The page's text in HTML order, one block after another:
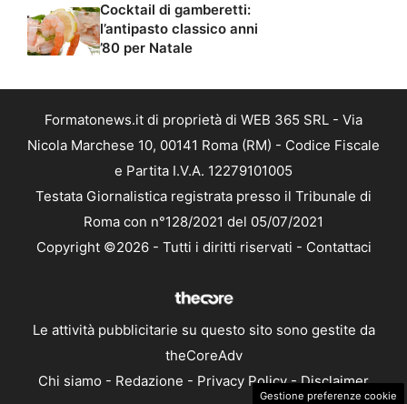
Cocktail di gamberetti:
l’antipasto classico anni
’80 per Natale
Formatonews.it di proprietà di WEB 365 SRL - Via
Nicola Marchese 10, 00141 Roma (RM) - Codice Fiscale
e Partita I.V.A. 12279101005
Testata Giornalistica registrata presso il Tribunale di
Roma con n°128/2021 del 05/07/2021
Copyright ©2026 - Tutti i diritti riservati - Contattaci
Le attività pubblicitarie su questo sito sono gestite da
theCoreAdv
Chi siamo - Redazione - Privacy Policy-Disclaimer
Gestione preferenze cookie